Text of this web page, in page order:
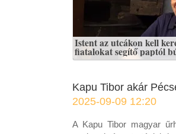
Istent az utcákon kell
fiatalokat segítő paptól
Kapu Tibor akár
2025-09-09 12:20
A Kapu Tibor magyar